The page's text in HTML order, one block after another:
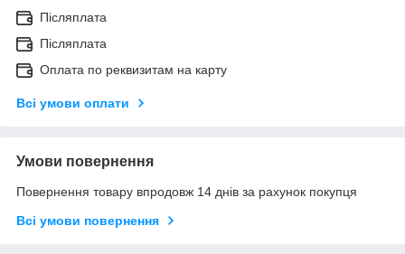
Післяплата
Післяплата
Оплата по реквизитам на карту
Всі умови оплати
Умови повернення
Повернення товару впродовж 14 днів за рахунок покупця
Всі умови повернення